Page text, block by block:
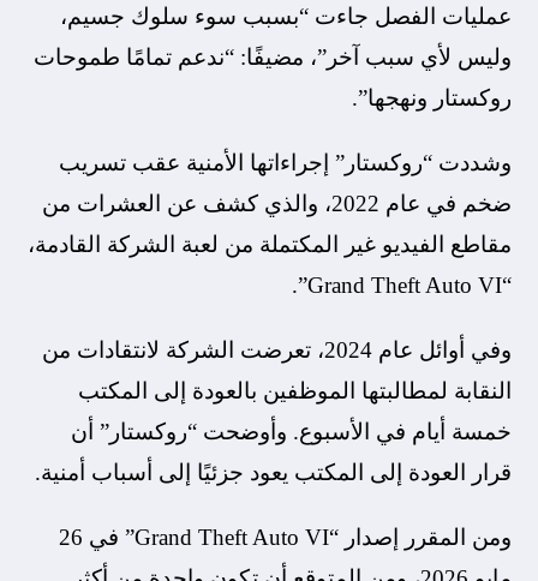
عمليات الفصل جاءت “بسبب سوء سلوك جسيم،
وليس لأي سبب آخر”، مضيفًا: “ندعم تمامًا طموحات
روكستار ونهجها”.
وشددت “روكستار” إجراءاتها الأمنية عقب تسريب
ضخم في عام 2022، والذي كشف عن العشرات من
مقاطع الفيديو غير المكتملة من لعبة الشركة القادمة،
“Grand Theft Auto VI”.
وفي أوائل عام 2024، تعرضت الشركة لانتقادات من
النقابة لمطالبتها الموظفين بالعودة إلى المكتب
خمسة أيام في الأسبوع. وأوضحت “روكستار” أن
قرار العودة إلى المكتب يعود جزئيًا إلى أسباب أمنية.
ومن المقرر إصدار “Grand Theft Auto VI” في 26